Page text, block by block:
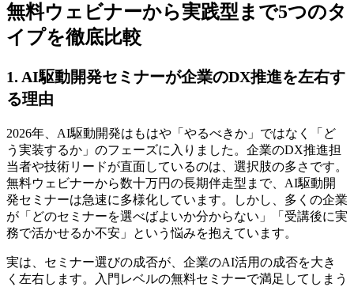
無料ウェビナーから実践型まで5つのタ
イプを徹底比較
1. AI駆動開発セミナーが企業のDX推進を左右す
る理由
2026年、AI駆動開発はもはや「やるべきか」ではなく「ど
う実装するか」のフェーズに入りました。企業のDX推進担
当者や技術リードが直面しているのは、選択肢の多さです。
無料ウェビナーから数十万円の長期伴走型まで、AI駆動開
発セミナーは急速に多様化しています。しかし、多くの企業
が「どのセミナーを選べばよいか分からない」「受講後に実
務で活かせるか不安」という悩みを抱えています。
実は、セミナー選びの成否が、企業のAI活用の成否を大き
く左右します。入門レベルの無料セミナーで満足してしまう